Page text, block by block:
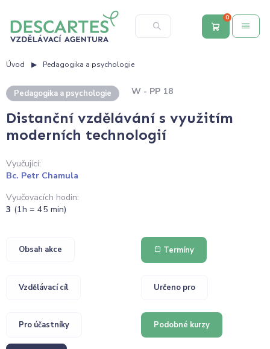
0
Úvod Pedagogika a psychologie
Pedagogika a psychologie W - PP 18
Distanční vzdělávání s využitím
moderních technologií
Vyučující:
Bc. Petr Chamula
Vyučovacích hodin:
3 (1h = 45 min)
Obsah akce Termíny
Vzdělávací cíl Určeno pro
Pro účastníky Podobné kurzy